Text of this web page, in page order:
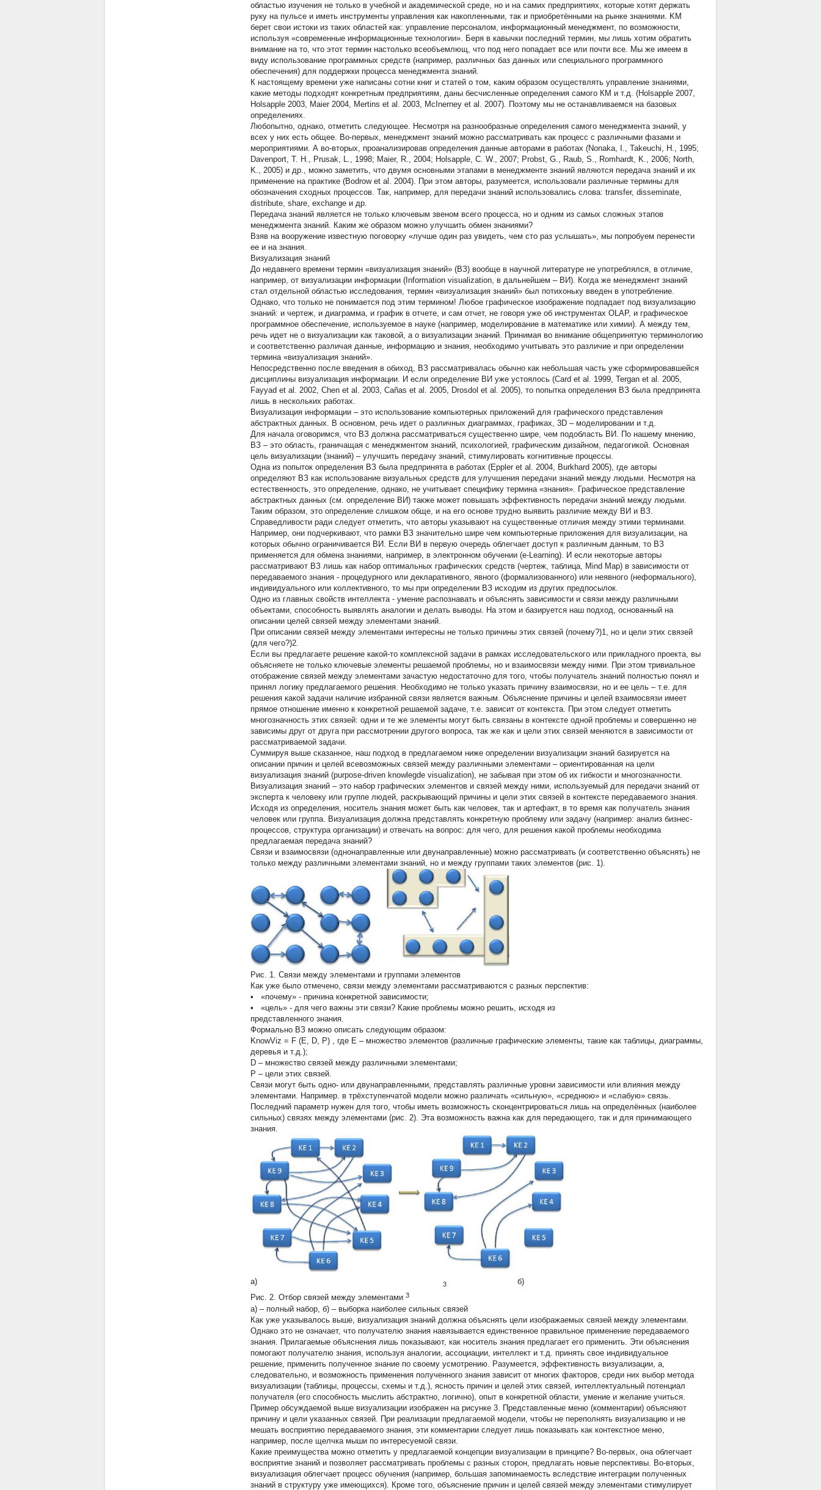
областью изучения не только в учебной и академической среде, но и на самих предприятиях, которые хотят держать
руку на пульсе и иметь инструменты управления как накопленными, так и приобретёнными на рынке знаниями. KM
берет свои истоки из таких областей как: управление персоналом, информационный менеджмент, по возможности,
используя «современные информационные технологии». Беря в кавычки последний термин, мы лишь хотим обратить
внимание на то, что этот термин настолько всеобъемлющ, что под него попадает все или почти все. Мы же имеем в
виду использование программных средств (например, различных баз данных или специального программного
обеспечения) для поддержки процесса менеджмента знаний.
К настоящему времени уже написаны сотни книг и статей о том, каким образом осуществлять управление знаниями,
какие методы подходят конкретным предприятиям, даны бесчисленные определения самого КМ и т.д. (Holsapple 2007,
Holsapple 2003, Maier 2004, Mertins et al. 2003, McInerney et al. 2007). Поэтому мы не останавливаемся на базовых
определениях.
Любопытно, однако, отметить следующее. Несмотря на разнообразные определения самого менеджмента знаний, у
всех у них есть общее. Во-первых, менеджмент знаний можно рассматривать как процесс с различными фазами и
мероприятиями. А во-вторых, проанализировав определения данные авторами в работах (Nonaka, I., Takeuchi, H., 1995;
Davenport, T. H., Prusak, L., 1998; Maier, R., 2004; Holsapple, C. W., 2007; Probst, G., Raub, S., Romhardt, K., 2006; North,
K., 2005) и др., можно заметить, что двумя основными этапами в менеджменте знаний являются передача знаний и их
применение на практике (Bodrow et al. 2004). При этом авторы, разумеется, использовали различные термины для
обозначения сходных процессов. Так, например, для передачи знаний использовались слова: transfer, disseminate,
distribute, share, exchange и др.
Передача знаний является не только ключевым звеном всего процесса, но и одним из самых сложных этапов
менеджмента знаний. Каким же образом можно улучшить обмен знаниями?
Взяв на вооружение известную поговорку «лучше один раз увидеть, чем сто раз услышать», мы попробуем перенести
ее и на знания.
Визуализация знаний
До недавнего времени термин «визуализация знаний» (ВЗ) вообще в научной литературе не употреблялся, в отличие,
например, от визуализации информации (Information visualization, в дальнейшем – ВИ). Когда же менеджмент знаний
стал отдельной областью исследования, термин «визуализация знаний» был потихоньку введен в употребление.
Однако, что только не понимается под этим термином! Любое графическое изображение подпадает под визуализацию
знаний: и чертеж, и диаграмма, и график в отчете, и сам отчет, не говоря уже об инструментах OLAP, и графическое
программное обеспечение, используемое в науке (например, моделирование в математике или химии). А между тем,
речь идет не о визуализации как таковой, а о визуализации знаний. Принимая во внимание общепринятую терминологию
и соответственно различая данные, информацию и знания, необходимо учитывать это различие и при определении
термина «визуализация знаний».
Непосредственно после введения в обиход, ВЗ рассматривалась обычно как небольшая часть уже сформировавшейся
дисциплины визуализация информации. И если определение ВИ уже устоялось (Card et al. 1999, Tergan et al. 2005,
Fayyad et al. 2002, Chen et al. 2003, Cañas et al. 2005, Drosdol et al. 2005), то попытка определения ВЗ былa предпринята
лишь в нескольких работах.
Визуализация информации – это использование компьютерных приложений для графического представления
абстрактных данных. В основном, речь идет о различных диаграммах, графиках, 3D – моделировании и т.д.
Для начала оговоримся, что ВЗ должна рассматриваться существенно шире, чем подобласть ВИ. По нашему мнению,
ВЗ – это область, граничащая с менеджментом знаний, психологией, графическим дизайном, педагогикой. Основная
цель визуализации (знаний) – улучшить передачу знаний, стимулировать когнитивные процессы.
Одна из попыток определения ВЗ была предпринята в работах (Eppler et al. 2004, Burkhard 2005), где авторы
определяют ВЗ как использование визуальных средств для улучшения передачи знаний между людьми. Несмотря на
естественность, это определение, однако, не учитывает специфику термина «знания». Графическое представление
абстрактных данных (см. определение ВИ) также может повышать эффективность передачи знаний между людьми.
Таким образом, это определение слишком обще, и на его основе трудно выявить различие между ВИ и ВЗ.
Справедливости ради следует отметить, что авторы указывают на существенные отличия между этими терминами.
Например, они подчеркивают, что рамки ВЗ значительно шире чем компьютерные приложения для визуализации, на
которых обычно ограничивается ВИ. Если ВИ в первую очередь облегчает доступ к различным данным, то ВЗ
применяется для обмена знаниями, например, в электронном обучении (е-Learning). И если некоторые авторы
рассматривают ВЗ лишь как набор оптимальных графических средств (чертеж, таблица, Mind Map) в зависимости от
передаваемого знания - процедурного или декларативного, явного (формализованного) или неявного (неформального),
индивидуального или коллективного, то мы при определении ВЗ исходим из других предпосылок.
Одно из главных свойств интеллекта - умение распознавать и объяснять зависимости и связи между различными
объектами, способность выявлять аналогии и делать выводы. На этом и базируется наш подход, основанный на
описании целей связей между элементами знаний.
При описании связей между элементами интересны не только причины этих связей (почему?)1, но и цели этих связей
(для чего?)2.
Если вы предлагаете решение какой-то комплексной задачи в рамках исследовательского или прикладного проекта, вы
объясняете не только ключевые элементы решаемой проблемы, но и взаимосвязи между ними. При этом тривиальное
отображение связей между элементами зачастую недостаточно для того, чтобы получатель знаний полностью понял и
принял логику предлагаемого решения. Необходимо не только указать причину взаимосвязи, но и ее цель – т.е. для
решения какой задачи наличие избранной связи является важным. Объяснение причины и целей взаимосвязи имеет
прямое отношение именно к конкретной решаемой задаче, т.е. зависит от контекста. При этом следует отметить
многозначность этих связей: одни и те же элементы могут быть связаны в контексте одной проблемы и совершенно не
зависимы друг от друга при рассмотрении другого вопроса, так же как и цели этих связей меняются в зависимости от
рассматриваемой задачи.
Суммируя выше сказанное, наш подход в предлагаемом ниже определении визуализации знаний базируется на
описании причин и целей всевозможных связей между различными элементами – ориентированная на цели
визуализация знаний (purpose-driven knowlegde visualization), не забывая при этом об их гибкости и многозначности.
Визуализация знаний – это набор графических элементов и связей между ними, используемый для передачи знаний от
эксперта к человеку или группе людей, раскрывающий причины и цели этих связей в контексте передаваемого знания.
Исходя из определения, носитель знания может быть как человек, так и артефакт, в то время как получатель знания
человек или группа. Визуализация должна представлять конкретную проблему или задачу (например: анализ бизнес-
процессов, структура организации) и отвечать на вопрос: для чего, для решения какой проблемы необходима
предлагаемая передача знаний?
Связи и взаимосвязи (однонаправленные или двунаправленные) можно рассматривать (и соответственно объяснять) не
только между различными элементами знаний, но и между группами таких элементов (рис. 1).
Рис. 1. Связи между элементами и группами элементов
Как уже было отмечено, связи между элементами рассматриваются с разных перспектив:
•
«почему» - причина конкретной зависимости;
•
«цель» - для чего важны эти связи? Какие проблемы можно решить, исходя из
представленного знания.
Формально ВЗ можно описать следующим образом:
KnowViz = F (E, D, P) , где E – множество элементов (различные графические элементы, такие как таблицы, диаграммы,
деревья и т.д.);
D – множество связей между различными элементами;
P – цели этих связей.
Связи могут быть одно- или двунаправленными, представлять различные уровни зависимости или влияния между
элементами. Например. в трёхступенчатой модели можно различать «сильную», «среднюю» и «слабую» связь.
Последний параметр нужен для того, чтобы иметь возможность сконцентрироваться лишь на определённых (наиболее
сильных) связях между элементами (рис. 2). Эта возможность важна как для передающего, так и для принимающего
знания.
а) 3
б)
Рис. 2. Отбор связей между элементами 3
а) – полный набор, б) – выборка наиболее сильных связей
Как уже указывалось выше, визуализация знаний должна объяснять цели изображаемых связей между элементами.
Однако это не означает, что получателю знания навязывается единственное правильное применение передаваемого
знания. Прилагаемые объяснения лишь показывают, как носитель знания предлагает его применить. Эти объяснения
помогают получателю знания, используя аналогии, ассоциации, интеллект и т.д. принять свое индивидуальное
решение, применить полученное знание по своему усмотрению. Разумеется, эффективность визуализации, а,
следовательно, и возможность применения полученного знания зависит от многих факторов, среди них выбор метода
визуализации (таблицы, процессы, схемы и т.д.), ясность причин и целей этих связей, интеллектуальный потенциал
получателя (его способность мыслить абстрактно, логично), опыт в конкретной области, умение и желание учиться.
Пример обсуждаемой выше визуализации изображен на рисунке 3. Представленные меню (комментарии) объясняют
причину и цели указанных связей. При реализации предлагаемой модели, чтобы не переполнять визуализацию и не
мешать восприятию передаваемого знания, эти комментарии следует лишь показывать как контекстное меню,
например, после щелчка мыши по интересуемой связи.
Какие преимущества можно отметить у предлагаемой концепции визуализации в принципе? Во-первых, она облегчает
восприятие знаний и позволяет рассматривать проблемы с разных сторон, предлагать новые перспективы. Во-вторых,
визуализация облегчает процесс обучения (например, большая запоминаемость вследствие интеграции полученных
знаний в структуру уже имеющихся). Кроме того, объяснение причин и целей связей между элементами стимулирует